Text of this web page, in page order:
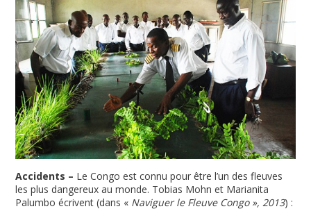
Accidents – Le Congo est connu pour être l’un des fleuves
les plus dangereux au monde. Tobias Mohn et Marianita
Palumbo écrivent (dans « Naviguer le Fleuve Congo », 2013) :